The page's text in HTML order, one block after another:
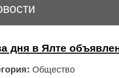
дня в Ялте
Общество